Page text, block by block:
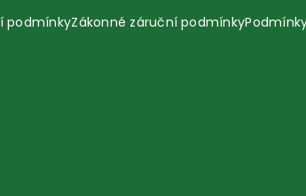
podmínkyZákonné záruční podmínky